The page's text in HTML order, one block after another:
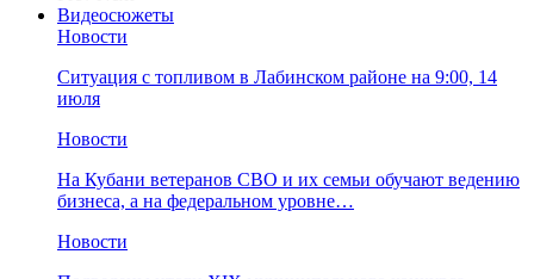
Видеосюжеты
Новости
Ситуация с топливом в Лабинском районе на 9:00, 14
июля
Новости
На Кубани ветеранов СВО и их семьи обучают ведению
бизнеса, а на федеральном уровне…
Новости